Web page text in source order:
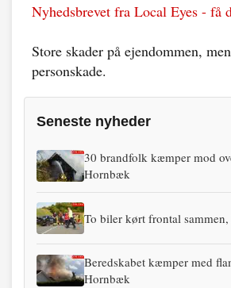
Nyhedsbrevet fra Local Eyes - få
Store skader på ejendommen,
personskade.
Seneste nyheder
30 brandfolk kæmper mod
Hornbæk
To biler kørt frontal
Beredskabet kæmper med
Hornbæk